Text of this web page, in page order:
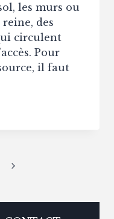
les murs ou
des
circulent
Pour
il faut
Page